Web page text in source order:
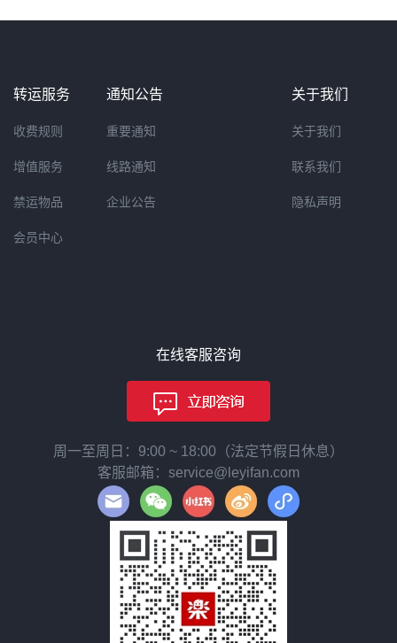
转运服务
收费规则
增值服务
禁运物品
会员中心
通知公告
重要通知
线路通知
企业公告
关于我们
关于我们
联系我们
隐私声明
在线客服咨询
周一至周日：9:00 ~ 18:00（法定节假日休息）
客服邮箱：service@leyifan.com